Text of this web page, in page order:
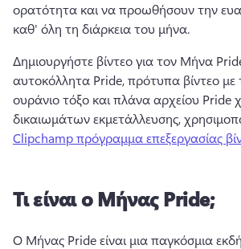
ορατότητα και να προωθήσουν την
καθ' όλη τη διάρκεια του μήνα.
Δημιουργήστε βίντεο για τον Μήνα
αυτοκόλλητα Pride, πρότυπα βίντεο με
ουράνιο τόξο και πλάνα αρχείου Pride
δικαιωμάτων εκμετάλλευσης,
Clipchamp πρόγραμμα επεξεργασίας
Τι είναι ο Μήνας Pride;
Ο Μήνας Pride είναι μια παγκόσμια